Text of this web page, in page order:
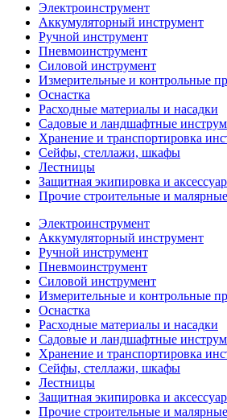
Электроинструмент
Аккумуляторный инструмент
Ручной инструмент
Пневмоинструмент
Силовой инструмент
Измерительные и контрольные
Оснастка
Расходные материалы и насадки
Садовые и ландшафтные
Хранение и транспортировка
Сейфы, стеллажи, шкафы
Лестницы
Защитная экипировка и
Прочие строительные и
Электроинструмент
Аккумуляторный инструмент
Ручной инструмент
Пневмоинструмент
Силовой инструмент
Измерительные и контрольные
Оснастка
Расходные материалы и насадки
Садовые и ландшафтные
Хранение и транспортировка
Сейфы, стеллажи, шкафы
Лестницы
Защитная экипировка и
Прочие строительные и